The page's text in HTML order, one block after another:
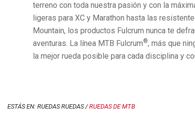
terreno con toda nuestra pasión y con la
ligeras para XC y Marathon hasta las
Mountain, los productos Fulcrum nunca te
aventuras. La línea MTB Fulcrum®, más que
la mejor rueda posible para cada disciplina y
ESTÁS EN: RUEDAS RUEDAS /RUEDAS DE MTB